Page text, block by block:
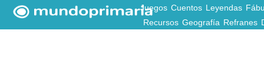
Juegos Cuentos Leyendas
Recursos Geografía Refranes